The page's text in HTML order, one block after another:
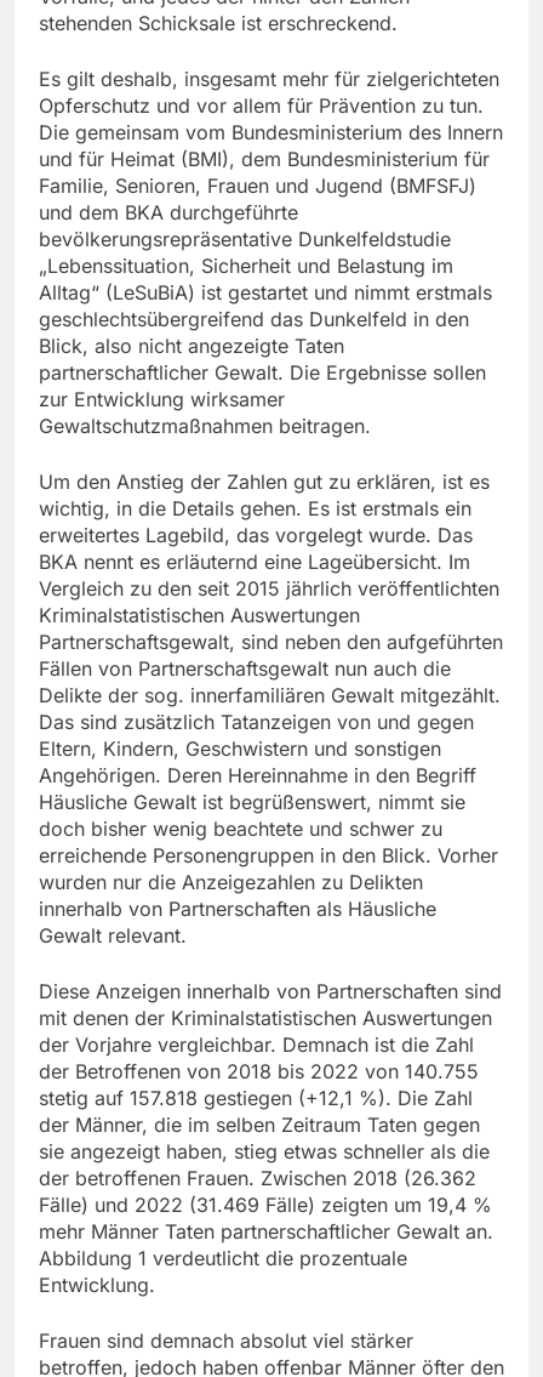
stehenden Schicksale ist erschreckend.
Es gilt deshalb, insgesamt mehr für zielgerichteten
Opferschutz und vor allem für Prävention zu tun.
Die gemeinsam vom Bundesministerium des Innern
und für Heimat (BMI), dem Bundesministerium für
Familie, Senioren, Frauen und Jugend (BMFSFJ)
und dem BKA durchgeführte
bevölkerungsrepräsentative Dunkelfeldstudie
„Lebenssituation, Sicherheit und Belastung im
Alltag“ (LeSuBiA) ist gestartet und nimmt erstmals
geschlechtsübergreifend das Dunkelfeld in den
Blick, also nicht angezeigte Taten
partnerschaftlicher Gewalt. Die Ergebnisse sollen
zur Entwicklung wirksamer
Gewaltschutzmaßnahmen beitragen.
Um den Anstieg der Zahlen gut zu erklären, ist es
wichtig, in die Details gehen. Es ist erstmals ein
erweitertes Lagebild, das vorgelegt wurde. Das
BKA nennt es erläuternd eine Lageübersicht. Im
Vergleich zu den seit 2015 jährlich veröffentlichten
Kriminalstatistischen Auswertungen
Partnerschaftsgewalt, sind neben den aufgeführten
Fällen von Partnerschaftsgewalt nun auch die
Delikte der sog. innerfamiliären Gewalt mitgezählt.
Das sind zusätzlich Tatanzeigen von und gegen
Eltern, Kindern, Geschwistern und sonstigen
Angehörigen. Deren Hereinnahme in den Begriff
Häusliche Gewalt ist begrüßenswert, nimmt sie
doch bisher wenig beachtete und schwer zu
erreichende Personengruppen in den Blick. Vorher
wurden nur die Anzeigezahlen zu Delikten
innerhalb von Partnerschaften als Häusliche
Gewalt relevant.
Diese Anzeigen innerhalb von Partnerschaften sind
mit denen der Kriminalstatistischen Auswertungen
der Vorjahre vergleichbar. Demnach ist die Zahl
der Betroffenen von 2018 bis 2022 von 140.755
stetig auf 157.818 gestiegen (+12,1 %). Die Zahl
der Männer, die im selben Zeitraum Taten gegen
sie angezeigt haben, stieg etwas schneller als die
der betroffenen Frauen. Zwischen 2018 (26.362
Fälle) und 2022 (31.469 Fälle) zeigten um 19,4 %
mehr Männer Taten partnerschaftlicher Gewalt an.
Abbildung 1 verdeutlicht die prozentuale
Entwicklung.
Frauen sind demnach absolut viel stärker
betroffen, jedoch haben offenbar Männer öfter den